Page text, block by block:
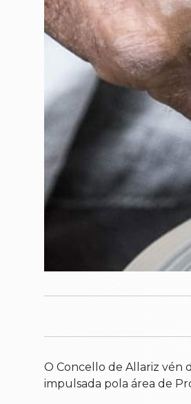
O Concello de Allariz vén
impulsada pola área de